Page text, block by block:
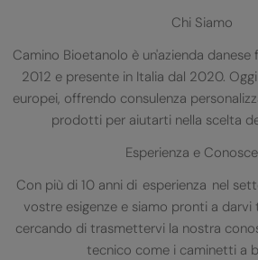
Chi Siamo
Camino Bioetanolo è un'azienda
2012 e presente in Italia dal 2020.
europei, offrendo consulenza
prodotti per aiutarti nella scelta
Esperienza e
Con più di 10 anni di esperienza nel
vostre esigenze e siamo pronti a
cercando di trasmettervi la nostra
tecnico come i caminetti a